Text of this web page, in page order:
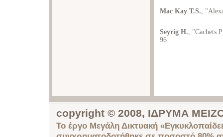
Mac Kay T.S.,
Seyrig H., "Cachets
96
copyright © 2008, ΙΔΡΥΜΑ
Το έργο Μεγάλη Δικτυακή